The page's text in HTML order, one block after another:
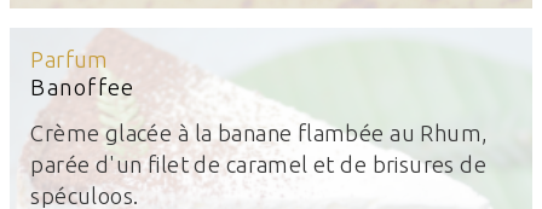
Parfum
Banoffee
Crème glacée à la banane flambée au Rhum,
parée d'un filet de caramel et de brisures de
spéculoos.